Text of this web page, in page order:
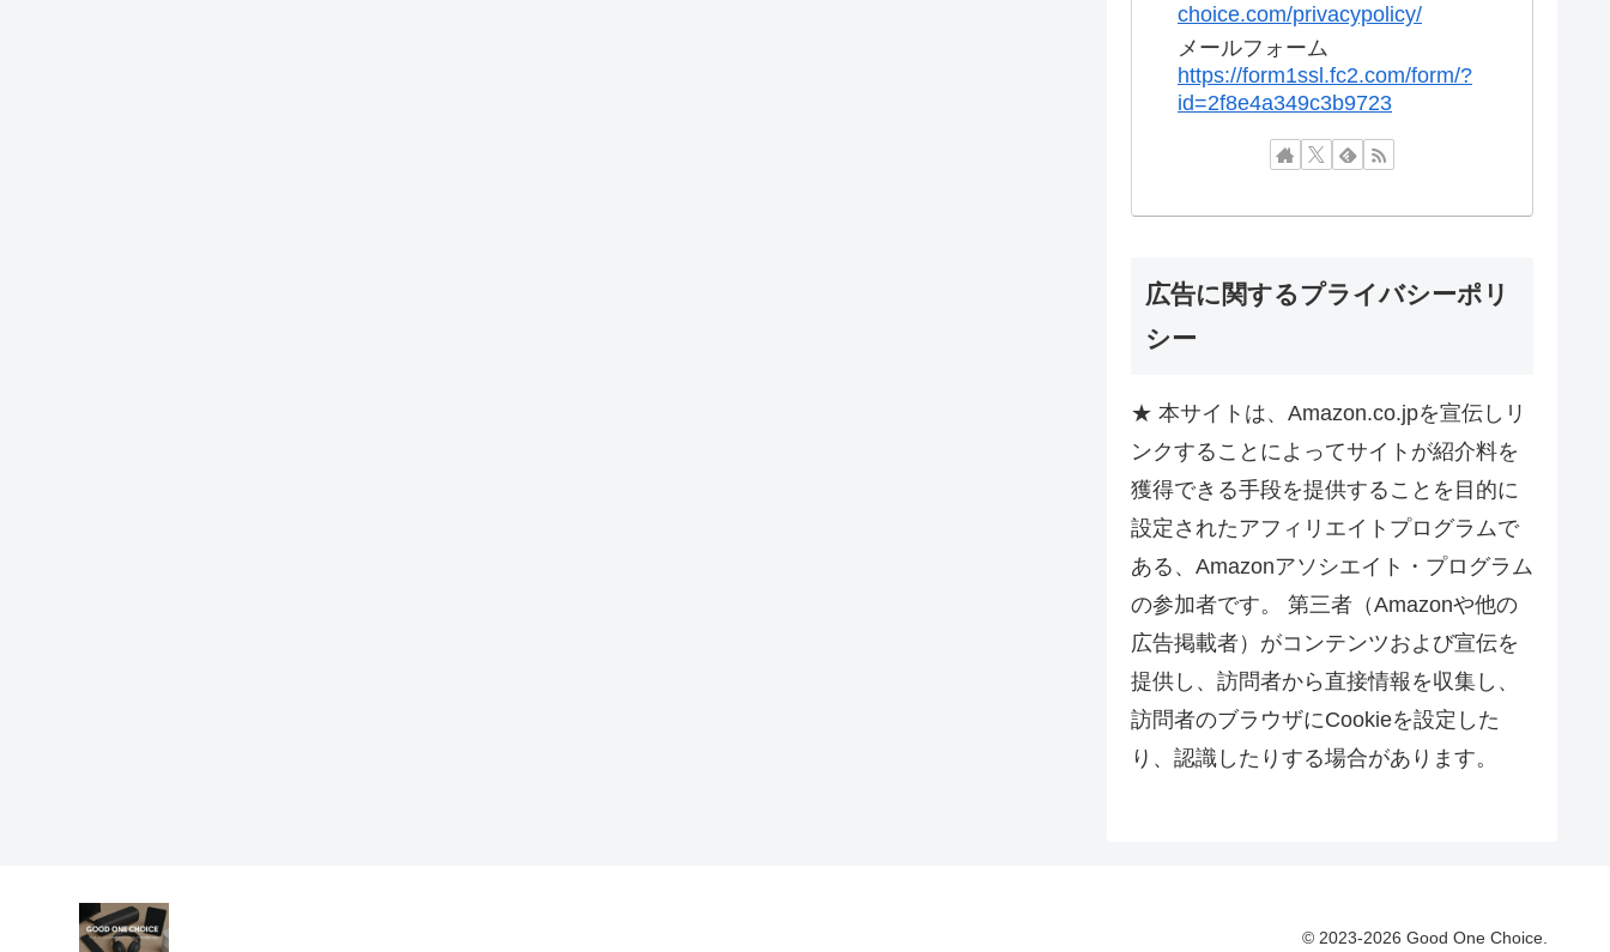
choice.com/privacypolicy/
メールフォーム
https://form1ssl.fc2.com/form/?
id=2f8e4a349c3b9723
広告に関するプライバシーポリ
シー
★ 本サイトは、Amazon.co.jpを宣伝しリ
ンクすることによってサイトが紹介料を
獲得できる手段を提供することを目的に
設定されたアフィリエイトプログラムで
ある、Amazonアソシエイト・プログラム
の参加者です。 第三者（Amazonや他の
広告掲載者）がコンテンツおよび宣伝を
提供し、訪問者から直接情報を収集し、
訪問者のブラウザにCookieを設定した
り、認識したりする場合があります。
© 2023-2026 Good One Choice.